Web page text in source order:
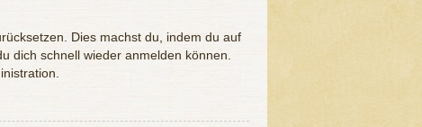
Dies machst du, indem du auf
dich schnell wieder anmelden können.